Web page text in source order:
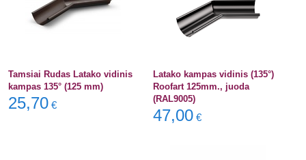
Tamsiai Rudas Latako vidinis
kampas 135° (125 mm)
25,70 €
Latako kampas vidinis (135°)
Roofart 125mm., juoda
(RAL9005)
47,00 €